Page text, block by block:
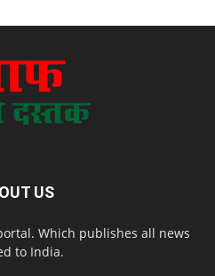
US
Which publishes all news
to India.